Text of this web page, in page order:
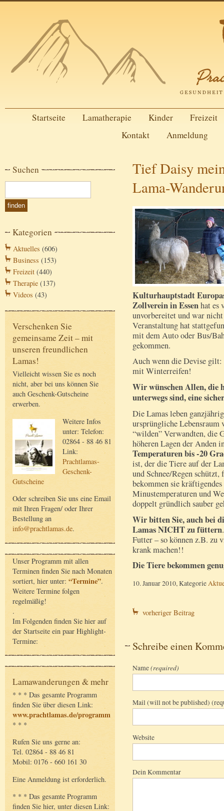
Startseite Lamatherapie Kinder
Freizeit
Kontakt
Anmeldung
Suchen
Kategorien
Aktuelles (606)
Business (153)
Freizeit (440)
Therapie (137)
Videos (43)
Verschenken Sie
gemeinsame Zeit – mit
unseren freundlichen
Lamas!
Vielleicht wissen Sie es noch
nicht, aber bei uns können Sie
auch Geschenk-Gutscheine
erwerben.
Weitere Infos
unter: Telefon:
02864 - 88 46 81
Link:
Prachtlamas-
Geschenk-
Gutscheine
Oder schreiben Sie uns eine Email
mit Ihren Fragen/ oder Ihrer
Bestellung an
info@prachtlamas.de.
Unser Programm mit allen
Terminen finden Sie nach Monaten
sortiert, hier unter: “Termine”.
Weitere Termine folgen
regelmäßig!
.
Im Folgenden finden Sie hier auf
der Startseite ein paar Highlight-
Termine:
Lamawanderungen & mehr
* * * Das gesamte Programm
finden Sie über diesen Link:
www.prachtlamas.de/programm
* * *
Rufen Sie uns gerne an:
Tel. 02864 - 88 46 81
Mobil: 0176 - 660 161 30
Eine Anmeldung ist erforderlich.
* * * Das gesamte Programm
finden Sie hier, unter diesen Link:
Tief Daisy
Lama-
Kulturhauptstadt
Zollverein in Essenhat es
unvorbereitet und war
Veranstaltung hat
mit dem Auto oder Bus/
gekommen.
Auch wenn die Devise
mit Winterreifen!
Wir wünschen Allen, die
unterwegs sind, eine
Die Lamas leben
ursprüngliche Lebensraum
“wilden” Verwandten, die
höheren Lagen der Anden
Temperaturen bis -20
ist, der die Tiere auf der
und Schnee/Regen
bekommen sie
Minustemperaturen und
doppelt gründlich sauber
Wir bitten Sie, auch bei
Lamas NICHT zu füttern
Futter – so können z.B. zu
krank machen!!
Die Tiere bekommen
10. Januar 2010, Kategorie
vorheriger Beitrag
Schreibe einen
Name(required)
Mail (will not be published)
Website
Dein Kommentar